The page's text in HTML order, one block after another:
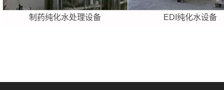
制药纯化水处理设备 EDI纯化水设备